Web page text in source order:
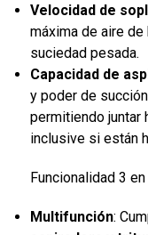
Velocidad de
máxima de aire de
suciedad pesada.
Capacidad de
y poder de
permitiendo juntar
inclusive si están
Funcionalidad 3 en
Multifunción: